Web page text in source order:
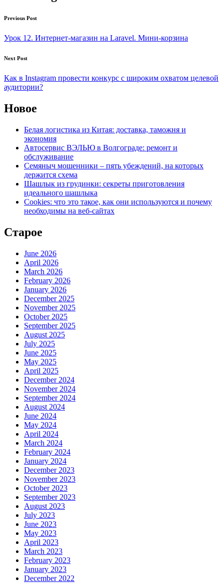
Previous Post
Урок 12. Интернет-магазин на Laravel. Мини-корзина
Next Post
Как в Instagram провести конкурс с широким охватом целевой
аудитории?
Новое
Белая логистика из Китая: доставка, таможня и
экономия
Автосервис ВЭЛЬЮ в Волгограде: ремонт и
обслуживание
Семяныч мошенники – пять убеждений, на которых
держится схема
Шашлык из грудинки: секреты приготовления
идеального шашлыка
Cookies: что это такое, как они используются и почему
необходимы на веб-сайтах
Старое
June 2026
April 2026
March 2026
February 2026
January 2026
December 2025
November 2025
October 2025
September 2025
August 2025
July 2025
June 2025
May 2025
April 2025
December 2024
November 2024
September 2024
August 2024
June 2024
May 2024
April 2024
March 2024
February 2024
January 2024
December 2023
November 2023
October 2023
September 2023
August 2023
July 2023
June 2023
May 2023
April 2023
March 2023
February 2023
January 2023
December 2022